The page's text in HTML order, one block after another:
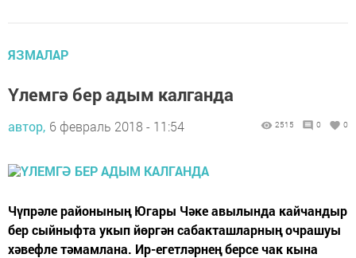
ЯЗМАЛАР
Үлемгә бер адым калганда
автор, 6 февраль 2018 - 11:54 2515 0 0
Чүпрәле районының Югары Чәке авылында кайчандыр
бер сыйныфта укып йөргән сабакташларның очрашуы
хәвефле тәмамлана. Ир-егетләрнең берсе чак кына